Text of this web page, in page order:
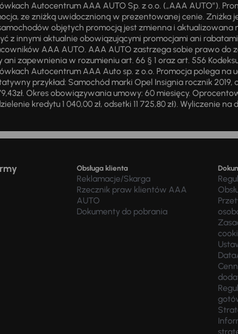
Autocentrum AAA AUTO Sp. z o.o. („AAA AUTO”).
ze zniżką uwidocznioną w prezentowanej cenie. Zniżka
objętych promocją jest zmienna i
z innymi aktualnie obowiązującymi promocjami ani
AAA AUTO. AAA AUTO zastrzega sobie prawo
zapewnienia w rozumieniu art. 66 § 1 oraz art. 556
Autocentrum AAA Auto sp. z o.o. Promocja polega na
przykład: Samochód marki Opel Insignia rocznik 2019,
Okres obowiązywania umowy: 60 miesięcy.
kredytu 1 040,00 zł, odsetki 11 725,80 zł). Wyliczenie
Obsługa klienta
Reklamacje/Skarga
Rzecznik praw klientów AAA
AUTO
Dokumenty do pobrania